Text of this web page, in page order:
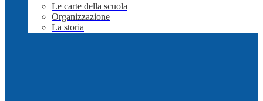
Le carte della scuola
Organizzazione
La storia